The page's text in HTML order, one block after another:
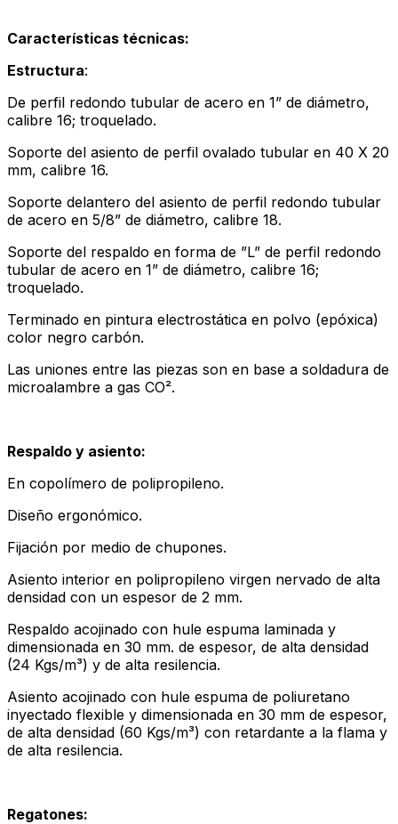
Características técnicas:
Estructura:
De perfil redondo tubular de acero en 1” de diámetro,
calibre 16; troquelado.
Soporte del asiento de perfil ovalado tubular en 40 X 20
mm, calibre 16.
Soporte delantero del asiento de perfil redondo tubular
de acero en 5/8” de diámetro, calibre 18.
Soporte del respaldo en forma de ”L” de perfil redondo
tubular de acero en 1” de diámetro, calibre 16;
troquelado.
Terminado en pintura electrostática en polvo (epóxica)
color negro carbón.
Las uniones entre las piezas son en base a soldadura de
microalambre a gas CO².
Respaldo y asiento:
En copolímero de polipropileno.
Diseño ergonómico.
Fijación por medio de chupones.
Asiento interior en polipropileno virgen nervado de alta
densidad con un espesor de 2 mm.
Respaldo acojinado con hule espuma laminada y
dimensionada en 30 mm. de espesor, de alta densidad
(24 Kgs/m³) y de alta resilencia.
Asiento acojinado con hule espuma de poliuretano
inyectado flexible y dimensionada en 30 mm de espesor,
de alta densidad (60 Kgs/m³) con retardante a la flama y
de alta resilencia.
Regatones: